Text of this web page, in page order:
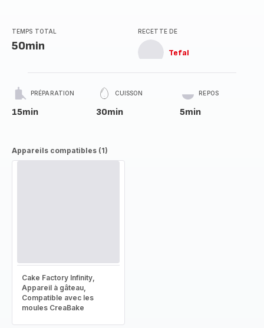
TEMPS TOTAL
50min
RECETTE DE
Tefal
PRÉPARATION
15min
CUISSON
30min
REPOS
5min
Appareils compatibles (1)
Cake Factory Infinity,
Appareil à gâteau,
Compatible avec les
moules CreaBake